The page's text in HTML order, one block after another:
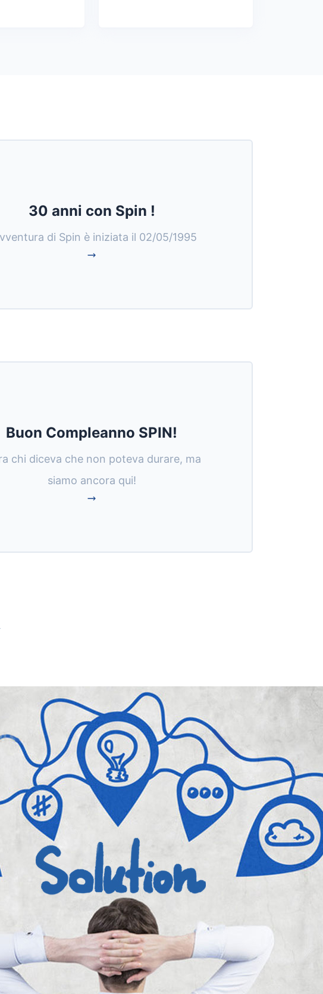
30 anni con Spin !
di Spin è iniziata il 02/05/1995
Buon Compleanno SPIN!
chi diceva che non poteva durare, ma
siamo ancora qui!